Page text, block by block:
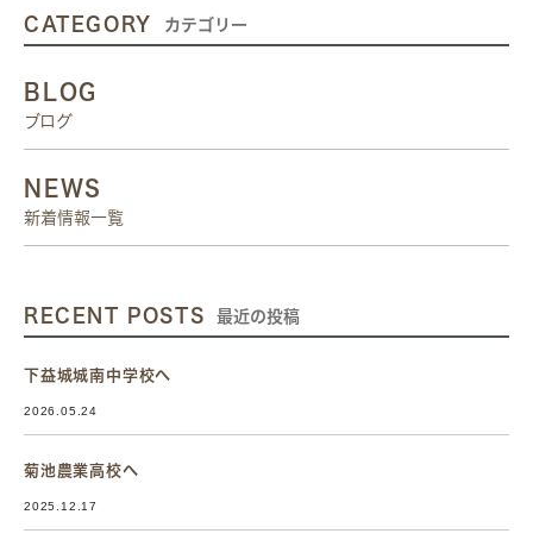
CATEGORY カテゴリー
BLOG
ブログ
NEWS
新着情報一覧
RECENT POSTS 最近の投稿
下益城城南中学校へ
2026.05.24
菊池農業高校へ
2025.12.17